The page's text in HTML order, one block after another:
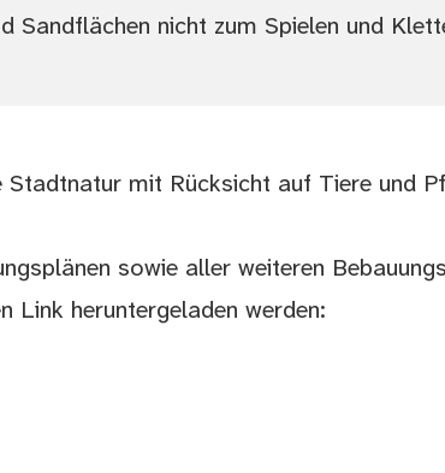
Sandflächen nicht zum Spielen und
Stadtnatur mit Rücksicht auf Tiere und
sowie aller weiteren
Link heruntergeladen werden: